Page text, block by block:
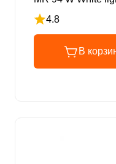
4.8
Рейтинг 4.8 из 5
В